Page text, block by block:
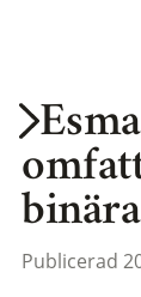
Publicerad